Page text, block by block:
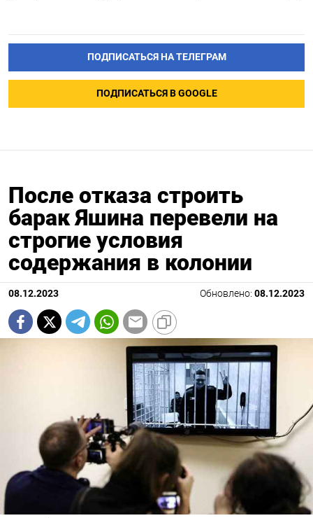
ПОДПИСАТЬСЯ НА ТЕЛЕГРАМ
ПОДПИСАТЬСЯ В GOOGLE
После отказа строить
барак Яшина перевели на
строгие условия
содержания в колонии
08.12.2023 Обновлено: 08.12.2023